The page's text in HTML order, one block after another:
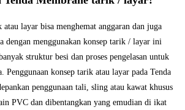
atau layar bisa menghemat anggaran dan juga
dengan menggunakan konsep tarik / layar ini
struktur besi dan proses pengelasan untuk
Penggunaan konsep tarik atau layar pada Tenda
penggunaan tali, sling atau kawat khusus
PVC dan dibentangkan yang emudian di ikat